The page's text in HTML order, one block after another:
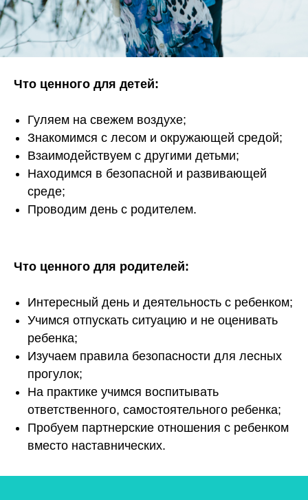
Что ценного для детей:
Гуляем на свежем воздухе;
Знакомимся с лесом и окружающей средой;
Взаимодействуем с другими детьми;
Находимся в безопасной и развивающей
среде;
Проводим день с родителем.
Что ценного для родителей:
Интересный день и деятельность с ребенком;
Учимся отпускать ситуацию и не оценивать
ребенка;
Изучаем правила безопасности для лесных
прогулок;
На практике учимся воспитывать
ответственного, самостоятельного ребенка;
Пробуем партнерские отношения с ребенком
вместо наставнических.